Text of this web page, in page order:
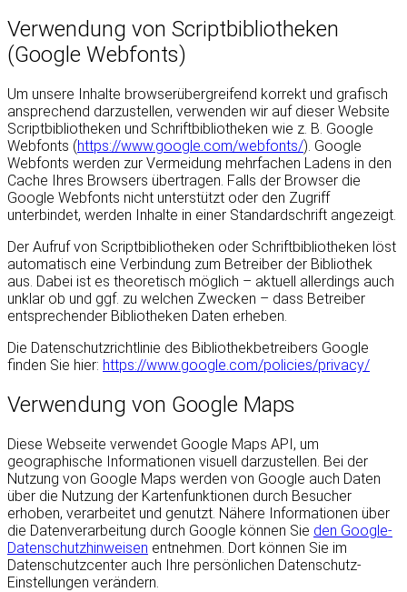
Verwendung von Scriptbibliotheken
(Google Webfonts)
Um unsere Inhalte browserübergreifend korrekt und grafisch
ansprechend darzustellen, verwenden wir auf dieser Website
Scriptbibliotheken und Schriftbibliotheken wie z. B. Google
Webfonts (https://www.google.com/webfonts/). Google
Webfonts werden zur Vermeidung mehrfachen Ladens in den
Cache Ihres Browsers übertragen. Falls der Browser die
Google Webfonts nicht unterstützt oder den Zugriff
unterbindet, werden Inhalte in einer Standardschrift angezeigt.
Der Aufruf von Scriptbibliotheken oder Schriftbibliotheken löst
automatisch eine Verbindung zum Betreiber der Bibliothek
aus. Dabei ist es theoretisch möglich – aktuell allerdings auch
unklar ob und ggf. zu welchen Zwecken – dass Betreiber
entsprechender Bibliotheken Daten erheben.
Die Datenschutzrichtlinie des Bibliothekbetreibers Google
finden Sie hier: https://www.google.com/policies/privacy/
Verwendung von Google Maps
Diese Webseite verwendet Google Maps API, um
geographische Informationen visuell darzustellen. Bei der
Nutzung von Google Maps werden von Google auch Daten
über die Nutzung der Kartenfunktionen durch Besucher
erhoben, verarbeitet und genutzt. Nähere Informationen über
die Datenverarbeitung durch Google können Sie den Google-
Datenschutzhinweisen entnehmen. Dort können Sie im
Datenschutzcenter auch Ihre persönlichen Datenschutz-
Einstellungen verändern.